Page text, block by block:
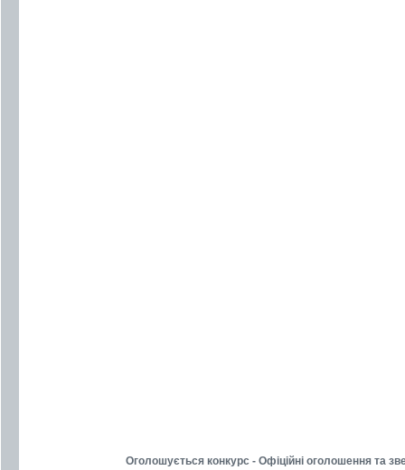
Оголошується конкурс - Офіційні оголошення та